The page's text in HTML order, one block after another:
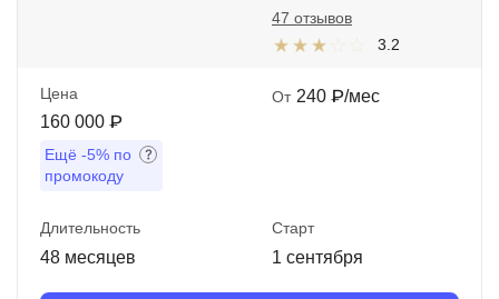
3.2
47 отзывов
Цена
160 000 ₽
Ещё -5% по
промокоду
От 240 ₽/мес
Длительность
48 месяцев
Старт
1 сентября